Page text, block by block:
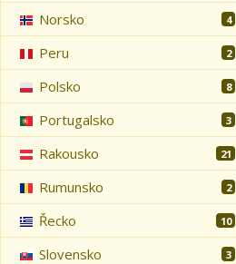
Norsko 4
Peru 2
Polsko 8
Portugalsko 3
Rakousko 21
Rumunsko 2
Řecko 10
Slovensko 3